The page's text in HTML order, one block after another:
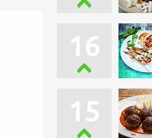
16
15